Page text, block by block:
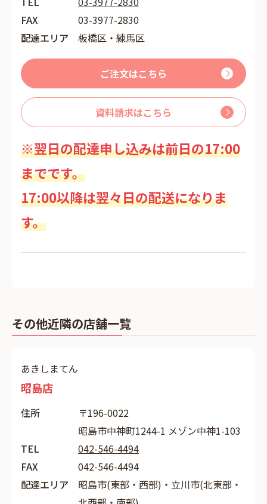
FAX
03-3977-2830
配達エリア
板橋区・練馬区
ご注文はこちら
資料請求はこちら
※翌日の配達申し込みは前日の17:00
までです。
17:00以降は翌々日の配送になりま
す。
その他近隣の店舗一覧
あきしまてん
昭島店
住所
〒196-0022
昭島市中神町1244-1 メゾン中神1-103
TEL
042-546-4494
FAX
042-546-4494
配達エリア
昭島市(東部・西部)・立川市(北東部・